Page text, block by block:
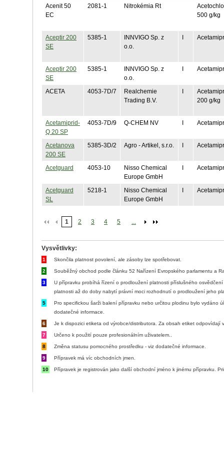
Acenit 50
EC
2081-1 Nitrokémia Rt
500 g/kg
Aceptir 200
SE
5385-1
INNVIGO Sp. z
o.o.
Aceptir 200
SE
5385-1
INNVIGO Sp. z
o.o.
ACETA 4053-7D/7
Realchemie
Trading B.V.
200 g/kg
Acetamiprid-
Q 20 SP
4053-7D/9 Q-CHEM NV
Acetanova
200 SE
5385-3D/2 Agro - Artikel, s.r.o.
Acetguard 4053-10
Nisso Chemical
Europe GmbH
Acetguard
SL
5218-1
Nisso Chemical
Europe GmbH
1 2 3 4 5 ...
Vysvětlivky:
1 Skončila platnost povolení, ale zásoby lze spotřebovat.
2 Souběžný obchod podle článku 52 Nařízení Evropského parlamentu a
3
U přípravku probíhá řízení o prodloužení platnosti příslušného
platnosti až do doby nabytí právní moci rozhodnutí o prodloužení jeho
5
Pro specifickou šarži balení přípravku nebo určitou plodinu bylo vydáno
dodatečné informace.
6 Je k dispozici etiketa od výrobce/distributora. Za obsah etiket
7 Určeno k použití pouze profesionálním uživatelem..
8 Změna statusu pomocného prostředku - viz dodatečné informace.
9 Přípravek má víc obchodních jmen.
10 Přípravek je registrován jako další obchodní jméno k jinému přípravku.